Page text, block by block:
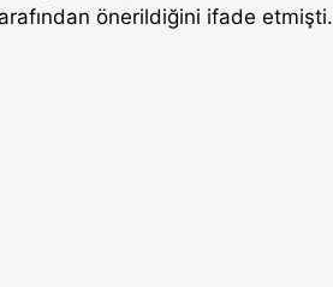
önerildiğini ifade etmişti.